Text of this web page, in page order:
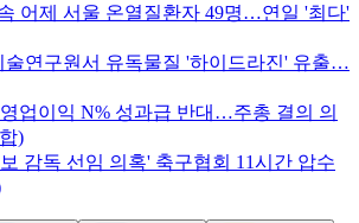
어제 서울 온열질환자 49명…연일 '최다'
술연구원서 유독물질 '하이드라진' 유출…
업이익 N% 성과급 반대…주총 결의 의
)
감독 선임 의혹' 축구협회 11시간 압수